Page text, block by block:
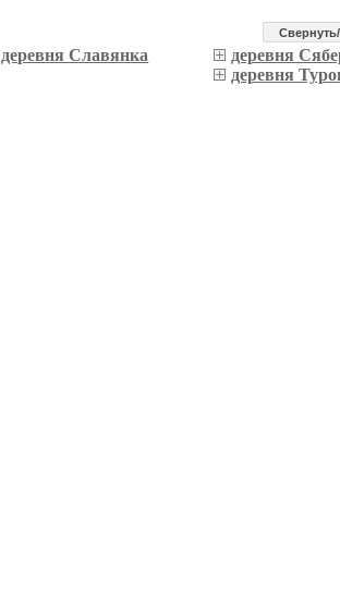
деревня Славянка
деревня
деревня